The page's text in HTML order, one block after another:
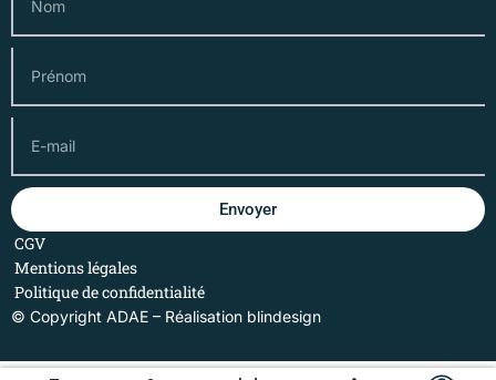
Envoyer
CGV
Mentions légales
Politique de confidentialité
© Copyright ADAE – Réalisation blindesign